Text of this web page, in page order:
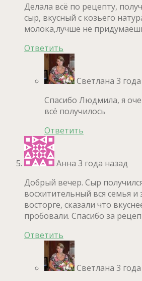
Делала всё по рецепту,
сыр, вкусный с козьего
молока,лучше не
Ответить
Светлана 3
Спасибо Людмила, я
всё получилось
Ответить
Анна 3 года назад
Добрый вечер. Сыр
восхитительный вся семья
восторге, сказали что
пробовали. Спасибо за
Ответить
Светлана 3